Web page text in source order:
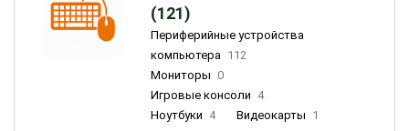
(121)
Периферийные устройства
компьютера 112
Мониторы 0
Игровые консоли 4
Ноутбуки 4 Видеокарты 1